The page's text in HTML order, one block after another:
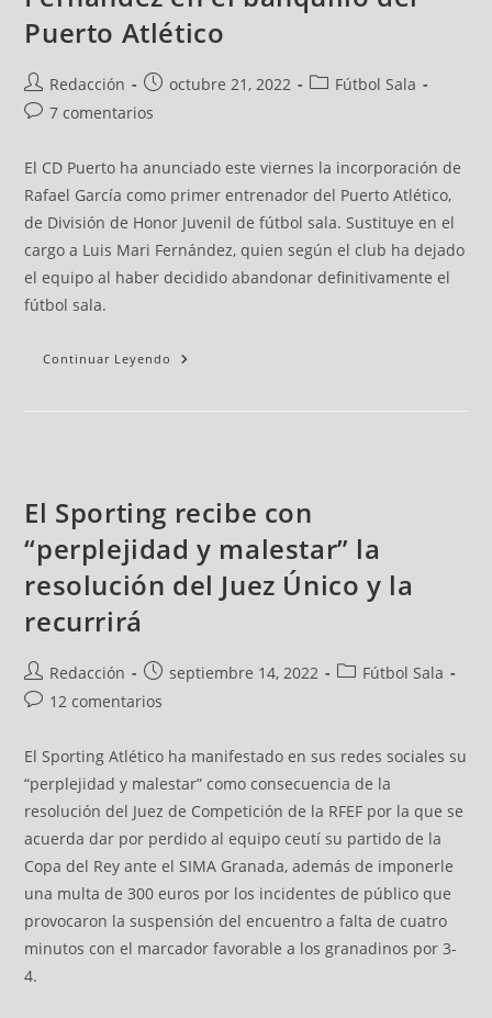
Puerto Atlético
Redacción octubre 21, 2022
Fútbol Sala
7 comentarios
El CD Puerto ha anunciado este viernes la incorporación de
Rafael García como primer entrenador del Puerto Atlético,
de División de Honor Juvenil de fútbol sala. Sustituye en el
cargo a Luis Mari Fernández, quien según el club ha dejado
el equipo al haber decidido abandonar definitivamente el
fútbol sala.
Continuar Leyendo
El Sporting recibe con
“perplejidad y malestar” la
resolución del Juez Único y la
recurrirá
Redacción septiembre 14, 2022
Fútbol Sala
12 comentarios
El Sporting Atlético ha manifestado en sus redes sociales su
“perplejidad y malestar” como consecuencia de la
resolución del Juez de Competición de la RFEF por la que se
acuerda dar por perdido al equipo ceutí su partido de la
Copa del Rey ante el SIMA Granada, además de imponerle
una multa de 300 euros por los incidentes de público que
provocaron la suspensión del encuentro a falta de cuatro
minutos con el marcador favorable a los granadinos por 3-
4.